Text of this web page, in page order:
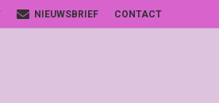
NIEUWSBRIEF CONTACT